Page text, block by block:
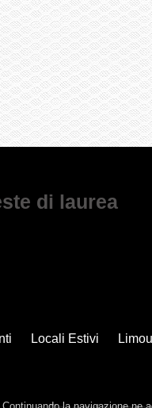
di laurea
Locali Estivi